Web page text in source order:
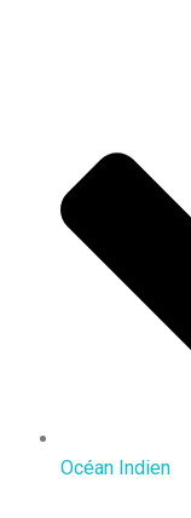
Océan Indien